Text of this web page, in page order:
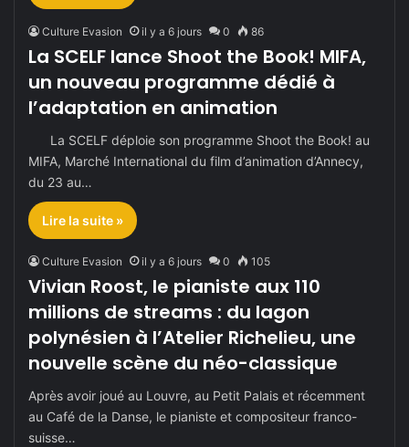
Culture Evasion il y a 6 jours 0 86
La SCELF lance Shoot the Book! MIFA,
un nouveau programme dédié à
l’adaptation en animation
La SCELF déploie son programme Shoot the Book! au
MIFA, Marché International du film d’animation d’Annecy,
du 23 au…
Lire la suite »
Culture Evasion il y a 6 jours 0 105
Vivian Roost, le pianiste aux 110
millions de streams : du lagon
polynésien à l’Atelier Richelieu, une
nouvelle scène du néo-classique
Après avoir joué au Louvre, au Petit Palais et récemment
au Café de la Danse, le pianiste et compositeur franco-
suisse…